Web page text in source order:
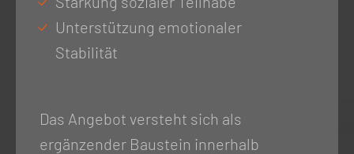
Unterstützung emotionaler
Stabilität
Das Angebot versteht sich als
ergänzender Baustein innerhalb